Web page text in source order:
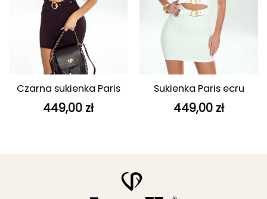
Czarna sukienka Paris
449,00 zł
Sukienka Paris ecru
449,00 zł